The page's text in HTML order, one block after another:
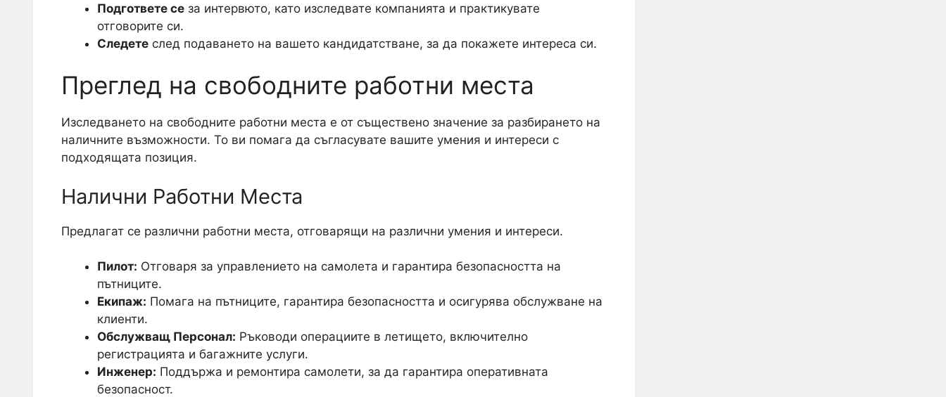
Подгответе се за интервюто, като изследвате компанията и практикувате
отговорите си.
Следете след подаването на вашето кандидатстване, за да покажете интереса си.
Преглед на свободните работни места
Изследването на свободните работни места е от съществено значение за разбирането на
наличните възможности. То ви помага да съгласувате вашите умения и интереси с
подходящата позиция.
Налични Работни Места
Предлагат се различни работни места, отговарящи на различни умения и интереси.
Пилот: Отговаря за управлението на самолета и гарантира безопасността на
пътниците.
Екипаж: Помага на пътниците, гарантира безопасността и осигурява обслужване на
клиенти.
Обслужващ Персонал: Ръководи операциите в летището, включително
регистрацията и багажните услуги.
Инженер: Поддържа и ремонтира самолети, за да гарантира оперативната
безопасност.